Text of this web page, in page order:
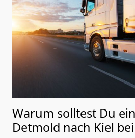
Warum solltest Du
Detmold nach Kiel